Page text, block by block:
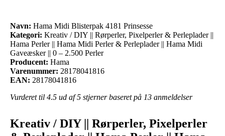
Navn: Hama Midi Blisterpak 4181 Prinsesse
Kategori: Kreativ / DIY || Rørperler, Pixelperler & Perleplader ||
Hama Perler || Hama Midi Perler & Perleplader || Hama Midi
Gaveæsker || 0 – 2.500 Perler
Producent: Hama
Varenummer: 28178041816
EAN: 28178041816
Vurderet til 4.5 ud af 5 stjerner baseret på 13 anmeldelser
Kreativ / DIY || Rørperler, Pixelperler